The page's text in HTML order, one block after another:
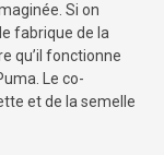
Si on
fabrique de la
qu’il fonctionne
Le co-
et de la semelle